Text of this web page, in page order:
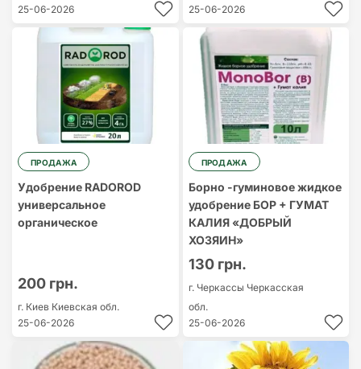
25-06-2026
25-06-2026
ПРОДАЖА
Удобрение RADOROD
универсальное
органическое
200 грн.
г. Киев Киевская обл.
25-06-2026
ПРОДАЖА
Борно -гуминовое жидкое
удобрение БОР + ГУМАТ
КАЛИЯ «ДОБРЫЙ
ХОЗЯИН»
130 грн.
г. Черкассы Черкасская
обл.
25-06-2026